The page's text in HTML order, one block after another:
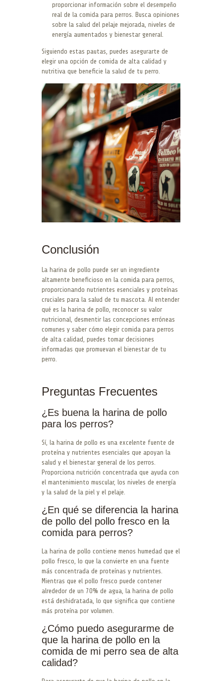
proporcionar información sobre el desempeño
real de la comida para perros. Busca opiniones
sobre la salud del pelaje mejorada, niveles de
energía aumentados y bienestar general.
Siguiendo estas pautas, puedes asegurarte de
elegir una opción de comida de alta calidad y
nutritiva que beneficie la salud de tu perro.
Conclusión
La harina de pollo puede ser un ingrediente
altamente beneficioso en la comida para perros,
proporcionando nutrientes esenciales y proteínas
cruciales para la salud de tu mascota. Al entender
qué es la harina de pollo, reconocer su valor
nutricional, desmentir las concepciones erróneas
comunes y saber cómo elegir comida para perros
de alta calidad, puedes tomar decisiones
informadas que promuevan el bienestar de tu
perro.
Preguntas Frecuentes
¿Es buena la harina de pollo
para los perros?
Sí, la harina de pollo es una excelente fuente de
proteína y nutrientes esenciales que apoyan la
salud y el bienestar general de los perros.
Proporciona nutrición concentrada que ayuda con
el mantenimiento muscular, los niveles de energía
y la salud de la piel y el pelaje.
¿En qué se diferencia la harina
de pollo del pollo fresco en la
comida para perros?
La harina de pollo contiene menos humedad que el
pollo fresco, lo que la convierte en una fuente
más concentrada de proteínas y nutrientes.
Mientras que el pollo fresco puede contener
alrededor de un 70% de agua, la harina de pollo
está deshidratada, lo que significa que contiene
más proteína por volumen.
¿Cómo puedo asegurarme de
que la harina de pollo en la
comida de mi perro sea de alta
calidad?